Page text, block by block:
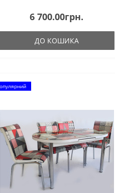
мм.Ширина столу 700 мм.Довжина
столу в розсунутому стані 1700
мм.Довжина столу в зсунутому
(складеному) с..
6 700.00грн.
ДО КОШИКА